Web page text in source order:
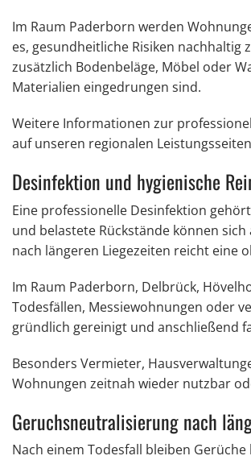
Im Raum Paderborn werden
es, gesundheitliche Risiken nachhaltig
zusätzlich Bodenbeläge, Möbel oder
Materialien eingedrungen sind.
Weitere Informationen zur
auf unseren regionalen
Desinfektion und hygienische
Eine professionelle Desinfektion
und belastete Rückstände können
nach längeren Liegezeiten reicht eine
Im Raum Paderborn, Delbrück,
Todesfällen, Messiewohnungen oder
gründlich gereinigt und anschließend
Besonders Vermieter,
Wohnungen zeitnah wieder nutzbar
Geruchsneutralisierung nach
Nach einem Todesfall bleiben